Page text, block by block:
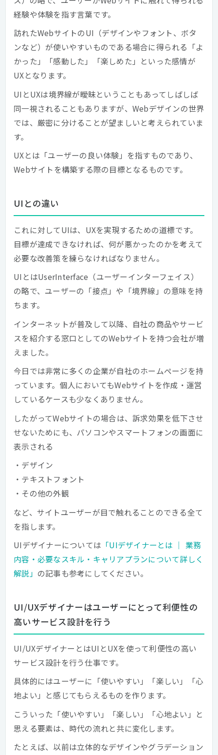
経験や体験を指す言葉です。
訪れたWebサイトのUI（デザインやフォント、ボタ
ンなど）が使いやすいものである場合に得られる「よ
かった」「感動した」「楽しめた」といった感情が
UXとなります。
UIとUXは境界線が曖昧ということもあってしばしば
同一視されることもありますが、Webデザインの世界
では、厳密に分けることが望ましいと考えられていま
す。
UXとは「ユーザーの良い体験」を指すものであり、
Webサイトを構築する際の目標となるものです。
UIとの違い
これに対してUIは、UXを実現するための道標です。
目標が達成できなければ、何が悪かったのかを考えて
必要な改善策を練らなければなりません。
UIとはUserInterface（ユーザーインターフェイス）
の略で、ユーザーの「接点」や「境界線」の意味を持
ちます。
インターネットが普及して以降、自社の商品やサービ
スを紹介する窓口としてのWebサイトを持つ会社が増
えました。
今日では非常に多くの企業が自社のホームページを持
っています。個人においてもWebサイトを作成・運営
しているケースも少なくありません。
したがってWebサイトの場合は、訴求効果を低下させ
せないためにも、パソコンやスマートフォンの画面に
表示される
・デザイン
・テキストフォント
・その他の外観
など、サイトユーザーが目で触れることのできる全て
を指します。
UIデザイナーについては 「UIデザイナーとは ｜ 業務
内容・必要なスキル・キャリアプランについて詳しく
解説」 の記事も参考にしてください。
UI/UXデザイナーはユーザーにとって利便性の
高いサービス設計を行う
UI/UXデザイナーとはUIとUXを使って利便性の高い
サービス設計を行う仕事です。
具体的にはユーザーに「使いやすい」「楽しい」「心
地よい」と感じてもらえるものを作ります。
こういった「使いやすい」「楽しい」「心地よい」と
思える要素は、時代の流れと共に変化します。
たとえば、以前は立体的なデザインやグラデーション